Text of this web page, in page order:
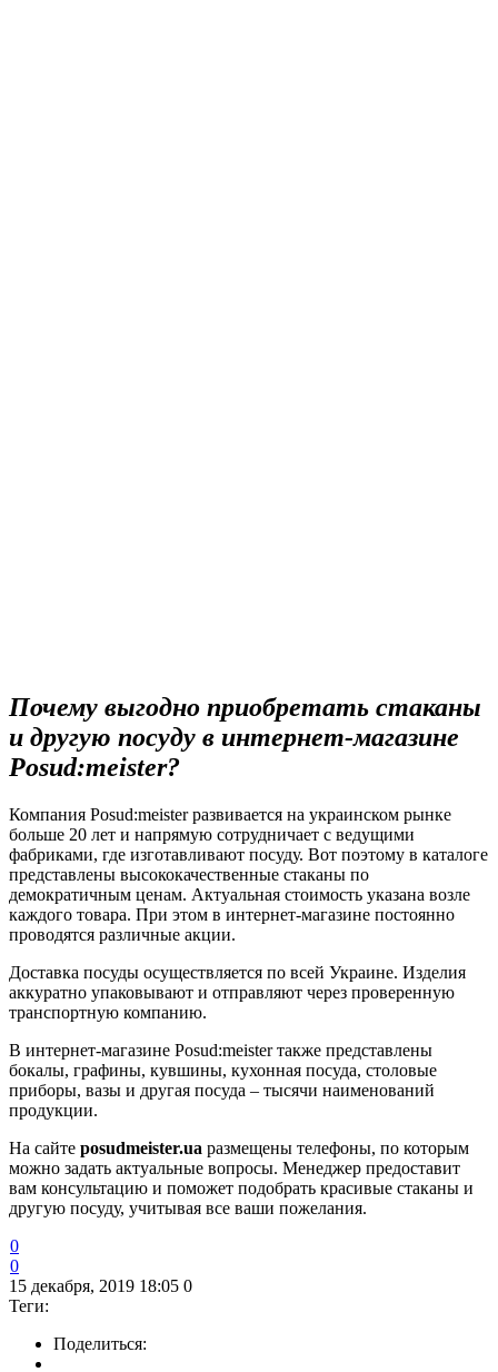
Почему выгодно приобретать стаканы
и другую посуду в интернет-магазине
Posud:meister?
Компания Posud:meister развивается на украинском рынке
больше 20 лет и напрямую сотрудничает с ведущими
фабриками, где изготавливают посуду. Вот поэтому в каталоге
представлены высококачественные стаканы по
демократичным ценам. Актуальная стоимость указана возле
каждого товара. При этом в интернет-магазине постоянно
проводятся различные акции.
Доставка посуды осуществляется по всей Украине. Изделия
аккуратно упаковывают и отправляют через проверенную
транспортную компанию.
В интернет-магазине Posud:meister также представлены
бокалы, графины, кувшины, кухонная посуда, столовые
приборы, вазы и другая посуда – тысячи наименований
продукции.
На сайте posudmeister.ua размещены телефоны, по которым
можно задать актуальные вопросы. Менеджер предоставит
вам консультацию и поможет подобрать красивые стаканы и
другую посуду, учитывая все ваши пожелания.
0
0
15 декабря, 2019 18:05 0
Теги:
Поделиться: